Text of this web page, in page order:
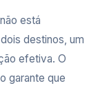
está
destinos, um
efetiva. O
garante que